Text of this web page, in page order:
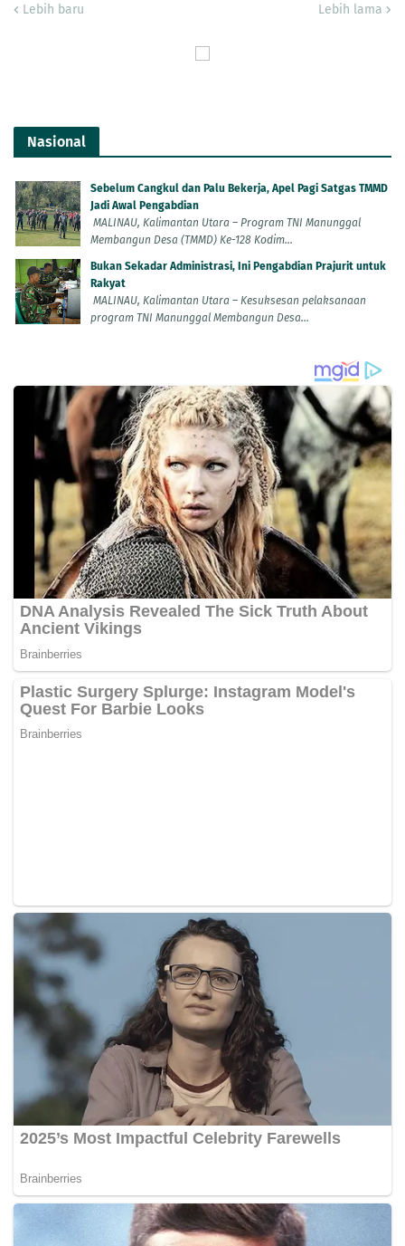
Lebih baru Lebih lama
Nasional
Sebelum Cangkul dan Palu Bekerja, Apel Pagi Satgas TMMD
Jadi Awal Pengabdian
MALINAU, Kalimantan Utara – Program TNI Manunggal
Membangun Desa (TMMD) Ke-128 Kodim...
Bukan Sekadar Administrasi, Ini Pengabdian Prajurit untuk
Rakyat
MALINAU, Kalimantan Utara – Kesuksesan pelaksanaan
program TNI Manunggal Membangun Desa...